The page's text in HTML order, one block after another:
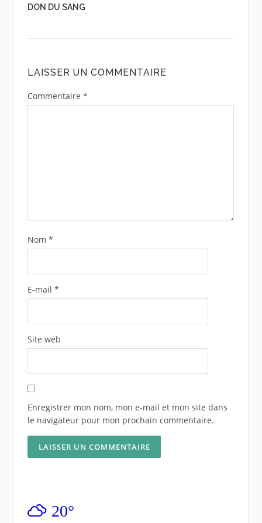
DON DU SANG
LAISSER UN COMMENTAIRE
Commentaire *
Nom *
E-mail *
Site web
Enregistrer mon nom, mon e-mail et mon site dans
le navigateur pour mon prochain commentaire.
20°